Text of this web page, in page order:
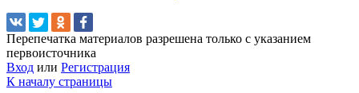
Перепечатка материалов разрешена только с указанием
первоисточника
Вход или Регистрация
К началу страницы